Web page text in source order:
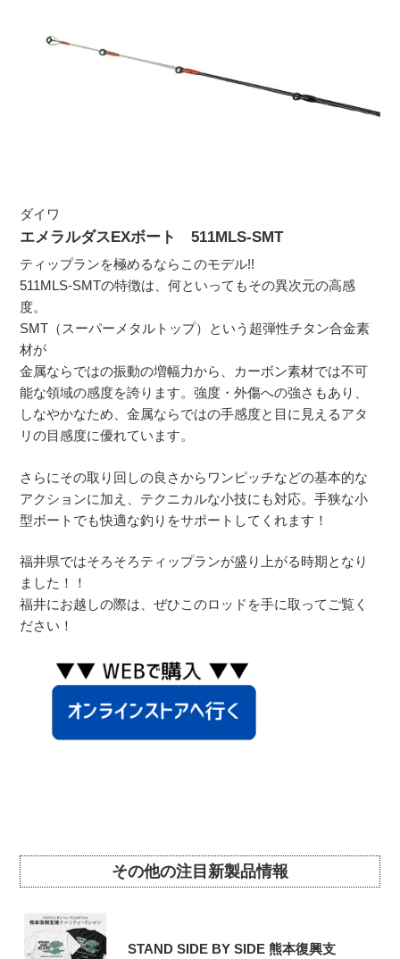
ダイワ
エメラルダスEXボート 511MLS-SMT
ティップランを極めるならこのモデル!!
511MLS-SMTの特徴は、何といってもその異次元の高感
度。
SMT（スーパーメタルトップ）という超弾性チタン合金素
材が
金属ならではの振動の増幅力から、カーボン素材では不可
能な領域の感度を誇ります。強度・外傷への強さもあり、
しなやかなため、金属ならではの手感度と目に見えるアタ
リの目感度に優れています。
さらにその取り回しの良さからワンピッチなどの基本的な
アクションに加え、テクニカルな小技にも対応。手狭な小
型ボートでも快適な釣りをサポートしてくれます！
福井県ではそろそろティップランが盛り上がる時期となり
ました！！
福井にお越しの際は、ぜひこのロッドを手に取ってご覧く
ださい！
その他の注目新製品情報
STAND SIDE BY SIDE 熊本復興支